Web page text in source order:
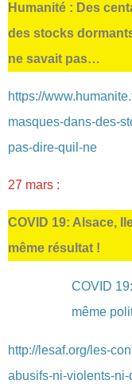
Humanité : Des
des stocks
ne savait pas…
https://
masques-dans-des-
pas-dire-quil-ne
27 mars :
COVID 19: Alsace,
même résultat !
COVID
même
http://lesaf.org/les-
abusifs-ni-violents-